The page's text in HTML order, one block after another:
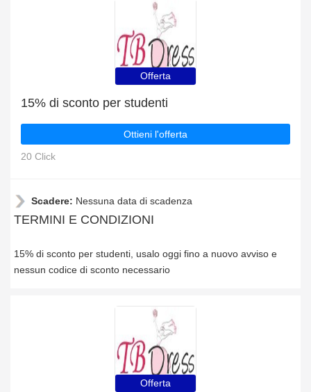
Offerta
15% di sconto per studenti
Ottieni l'offerta
20 Click
Scadere: Nessuna data di scadenza
TERMINI E CONDIZIONI
15% di sconto per studenti, usalo oggi fino a nuovo avviso e
nessun codice di sconto necessario
Offerta